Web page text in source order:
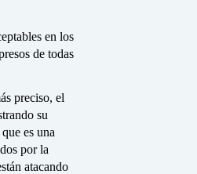
en los
de todas
preciso, el
su
es una
por la
atacando